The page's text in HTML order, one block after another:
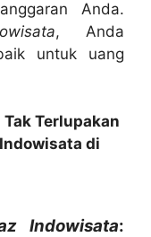
Anda.
, Anda
untuk uang
Terlupakan
di
Indowisata: